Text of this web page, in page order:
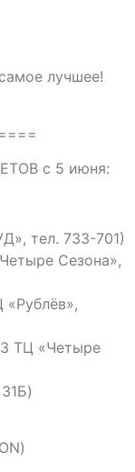
лучшее!
с 5 июня:
тел. 733-701)
Сезона»,
ТЦ «Четыре